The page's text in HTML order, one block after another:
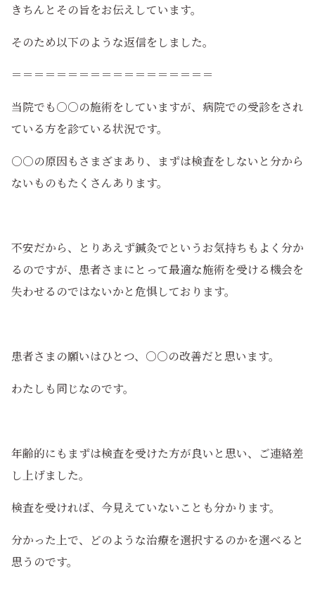
きちんとその旨をお伝えしています。
そのため以下のような返信をしました。
＝＝＝＝＝＝＝＝＝＝＝＝＝＝＝＝＝＝
当院でも○○の施術をしていますが、病院での受診をされ
ている方を診ている状況です。
○○の原因もさまざまあり、まずは検査をしないと分から
ないものもたくさんあります。
不安だから、とりあえず鍼灸でというお気持ちもよく分か
るのですが、患者さまにとって最適な施術を受ける機会を
失わせるのではないかと危惧しております。
患者さまの願いはひとつ、○○の改善だと思います。
わたしも同じなのです。
年齢的にもまずは検査を受けた方が良いと思い、ご連絡差
し上げました。
検査を受ければ、今見えていないことも分かります。
分かった上で、どのような治療を選択するのかを選べると
思うのです。